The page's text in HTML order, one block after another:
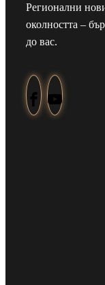
Регионални
околността –
до вас.
от